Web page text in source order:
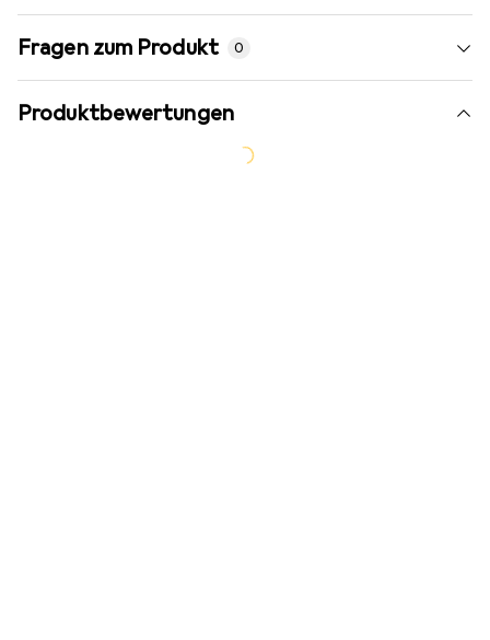
Fragen zum Produkt 0
Produktbewertungen